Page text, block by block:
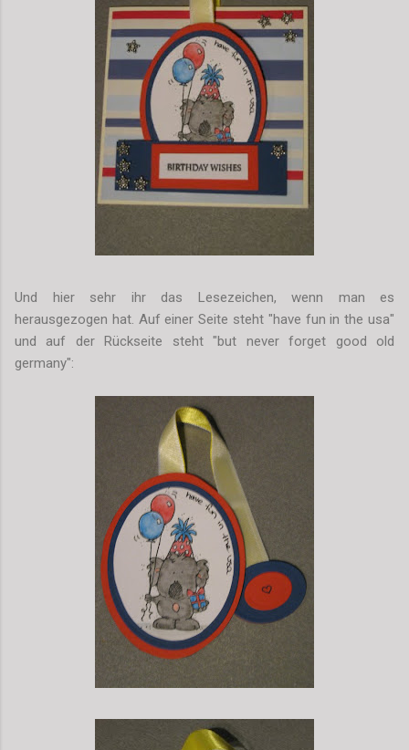
Und hier sehr ihr das Lesezeichen, wenn man es
herausgezogen hat. Auf einer Seite steht "have fun in the usa"
und auf der Rückseite steht "but never forget good old
germany":